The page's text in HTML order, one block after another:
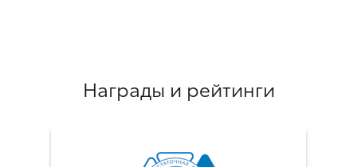
Награды и рейтинги